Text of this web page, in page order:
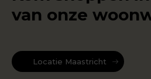
van onze
Locatie Maastricht